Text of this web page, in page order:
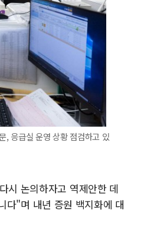
, 응급실 운영 상황 점검하고 있
시 논의하자고 역제안한 데
다"며 내년 증원 백지화에 대